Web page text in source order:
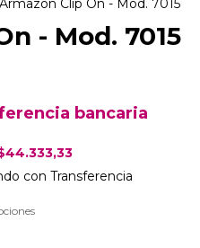
Armazón Clip On - Mod. 7015
- Mod. 7015
bancaria
con Transferencia